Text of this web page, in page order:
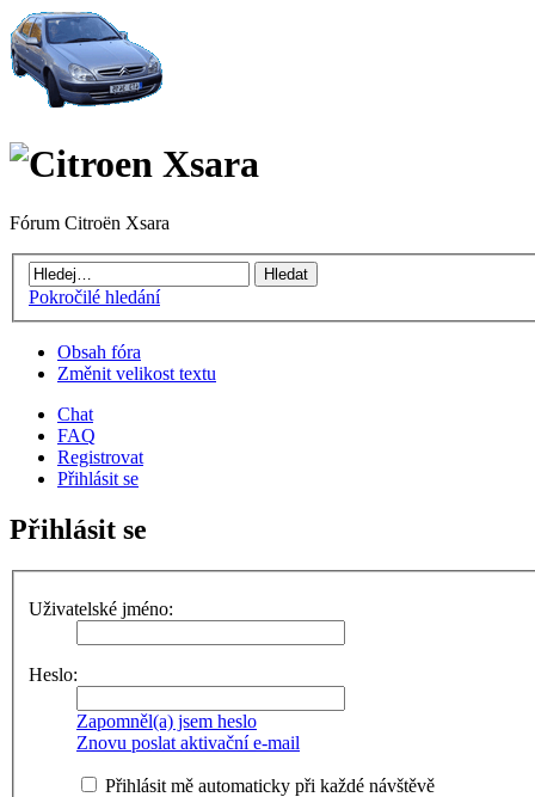
Fórum Citroën Xsara
Pokročilé hledání
Obsah fóra
Změnit velikost textu
Chat
FAQ
Registrovat
Přihlásit se
Přihlásit se
Uživatelské jméno:
Heslo:
Zapomněl(a) jsem heslo
Znovu poslat aktivační e-mail
Přihlásit mě automaticky při každé návštěvě